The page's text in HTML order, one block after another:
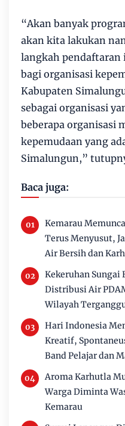
“Akan banyak
akan kita lakukan
langkah pendaftaran
bagi organisasi
Kabupaten
sebagai organisasi
beberapa organisasi
kepemudaan yang
Simalungun,”
Baca juga:
Kemarau
Terus Menyusut,
Air Bersih dan
Kekeruhan Sungai
Distribusi Air
Wilayah
Hari Indonesia
Kreatif,
Band Pelajar dan
Aroma Karhutla
Warga Diminta
Kemarau